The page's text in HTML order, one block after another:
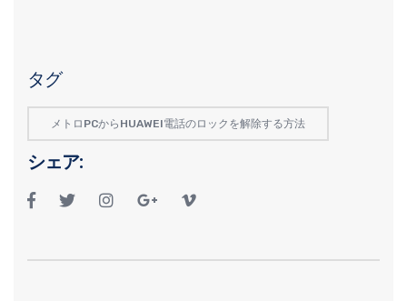
タグ
メトロPCからHUAWEI電話のロックを解除する方法
シェア: